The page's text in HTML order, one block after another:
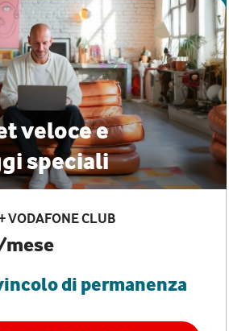
veloce e
speciali
VODAFONE CLUB
di permanenza